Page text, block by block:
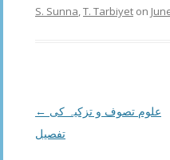
S. Sunna,T. Tarbiyet on
Post
navigation
←
تفصیل